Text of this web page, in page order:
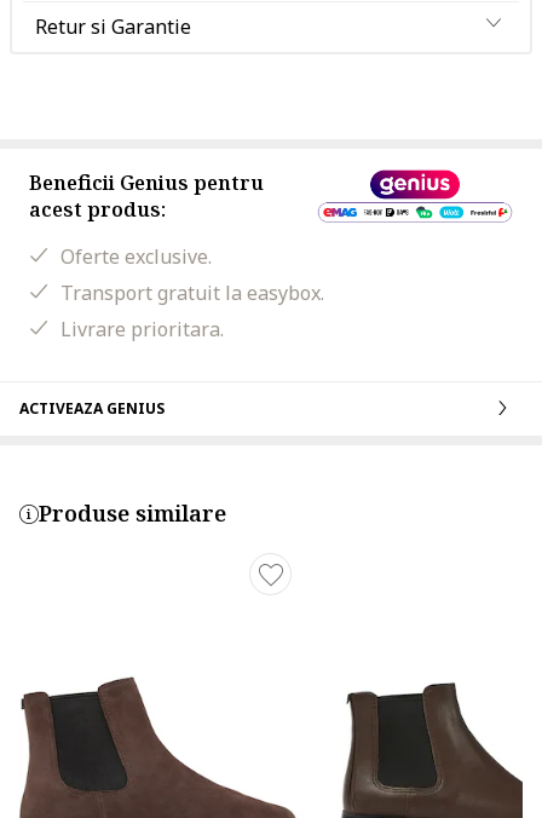
Retur si Garantie
Beneficii Genius pentru
acest produs:
Oferte exclusive.
Transport gratuit la easybox.
Livrare prioritara.
ACTIVEAZA GENIUS
Produse similare